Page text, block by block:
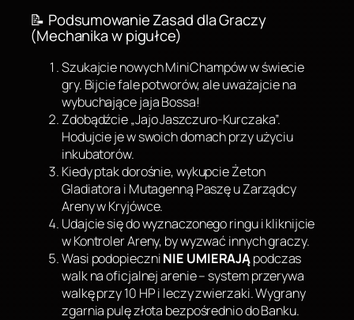
📝 Podsumowanie Zasad dla Graczy
(Mechanika w pigułce)
Szukajcie nowych MiniChampów w świecie
gry. Bijcie fale potworów, ale uważajcie na
wybuchające jaja Bossa!
Zdobądźcie „Jajo Jaszczuro-Kurczaka”.
Hodujcie je w swoich domach przy użyciu
inkubatorów.
Kiedy ptak dorośnie, wykupcie Żeton
Gladiatora i Mutagenną Paszę u Zarządcy
Areny w Kryjówce.
Udajcie się do wyznaczonego ringu i kliknijcie
w Kontroler Areny, by wyzwać innych graczy.
Wasi podopieczniNIE UMIERAJĄpodczas
walk na oficjalnej arenie – system przerywa
walkę przy 10 HP i leczy zwierzaki. Wygrany
zgarnia pulę złota bezpośrednio do Banku.